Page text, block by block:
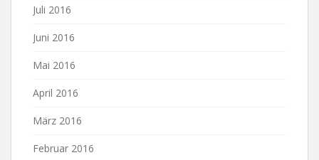
Juli 2016
Juni 2016
Mai 2016
April 2016
März 2016
Februar 2016